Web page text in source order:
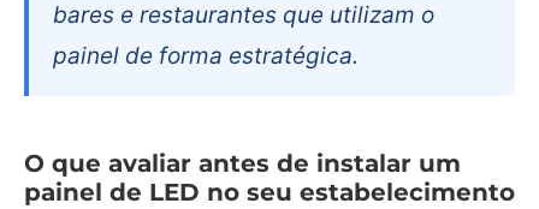
bares e restaurantes que utilizam o
painel de forma estratégica.
O que avaliar antes de instalar um
painel de LED no seu estabelecimento